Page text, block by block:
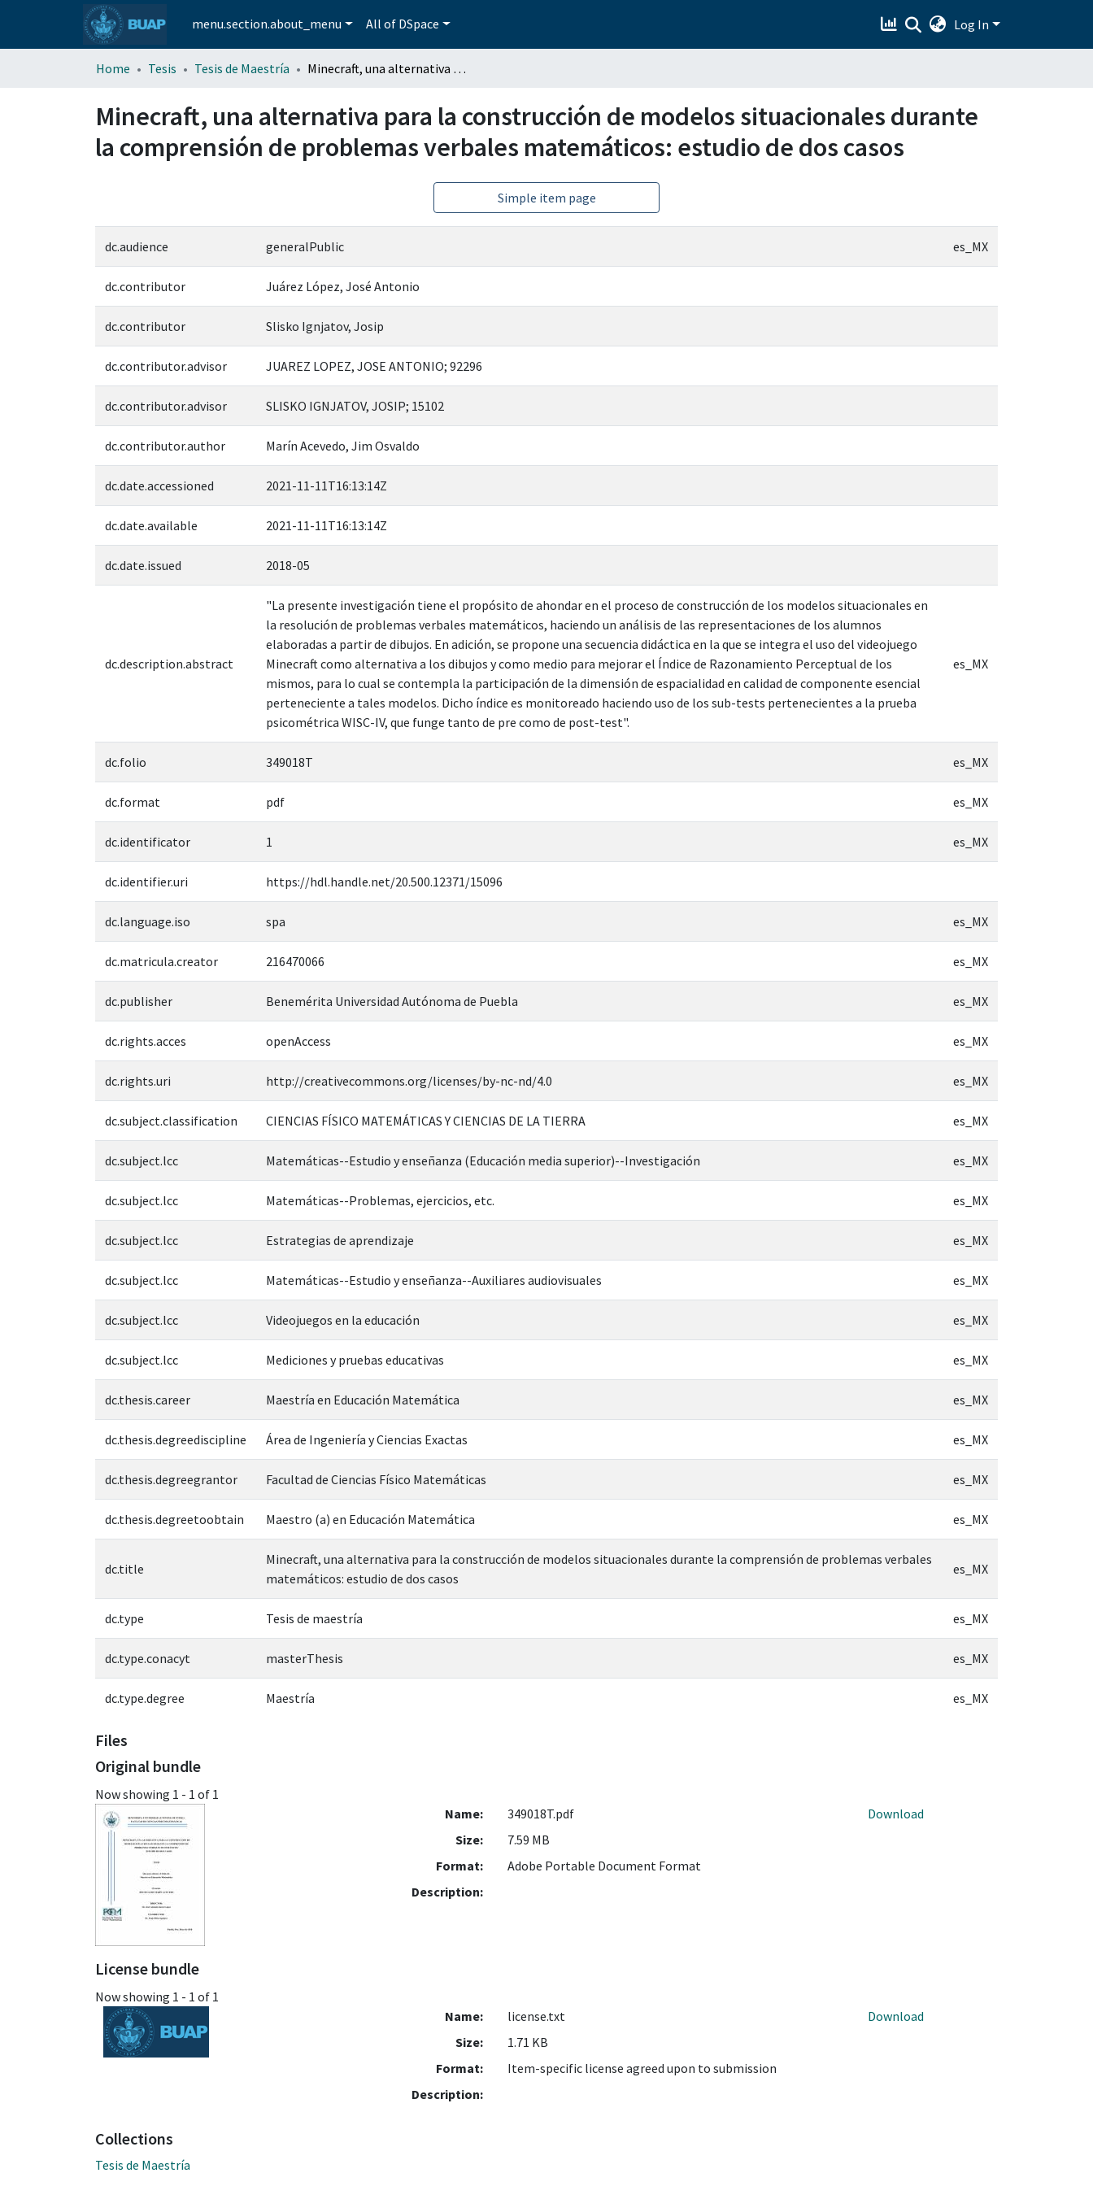
menu.section.about_menu All of DSpace Log In
Home Tesis Tesis de Maestría Minecraft, una alternativa para la construcción de modelos situacionales durante la comprensión de problemas verbales matemáticos: estudio de dos casos
Minecraft, una alternativa para la construcción de modelos situacionales durante
la comprensión de problemas verbales matemáticos: estudio de dos casos
Simple item page
dc.audience generalPublic es_MX
dc.contributor Juárez López, José Antonio
dc.contributor Slisko Ignjatov, Josip
dc.contributor.advisor JUAREZ LOPEZ, JOSE ANTONIO; 92296
dc.contributor.advisor SLISKO IGNJATOV, JOSIP; 15102
dc.contributor.author Marín Acevedo, Jim Osvaldo
dc.date.accessioned 2021-11-11T16:13:14Z
dc.date.available 2021-11-11T16:13:14Z
dc.date.issued 2018-05
dc.description.abstract
"La presente investigación tiene el propósito de ahondar en el proceso de construcción de los modelos situacionales en
la resolución de problemas verbales matemáticos, haciendo un análisis de las representaciones de los alumnos
elaboradas a partir de dibujos. En adición, se propone una secuencia didáctica en la que se integra el uso del videojuego
Minecraft como alternativa a los dibujos y como medio para mejorar el Índice de Razonamiento Perceptual de los
mismos, para lo cual se contempla la participación de la dimensión de espacialidad en calidad de componente esencial
perteneciente a tales modelos. Dicho índice es monitoreado haciendo uso de los sub-tests pertenecientes a la prueba
psicométrica WISC-IV, que funge tanto de pre como de post-test".
es_MX
dc.folio 349018T es_MX
dc.format pdf es_MX
dc.identificator 1 es_MX
dc.identifier.uri https://hdl.handle.net/20.500.12371/15096
dc.language.iso spa es_MX
dc.matricula.creator 216470066 es_MX
dc.publisher Benemérita Universidad Autónoma de Puebla es_MX
dc.rights.acces openAccess es_MX
dc.rights.uri http://creativecommons.org/licenses/by-nc-nd/4.0 es_MX
dc.subject.classification CIENCIAS FÍSICO MATEMÁTICAS Y CIENCIAS DE LA TIERRA es_MX
dc.subject.lcc Matemáticas--Estudio y enseñanza (Educación media superior)--Investigación es_MX
dc.subject.lcc Matemáticas--Problemas, ejercicios, etc. es_MX
dc.subject.lcc Estrategias de aprendizaje es_MX
dc.subject.lcc Matemáticas--Estudio y enseñanza--Auxiliares audiovisuales es_MX
dc.subject.lcc Videojuegos en la educación es_MX
dc.subject.lcc Mediciones y pruebas educativas es_MX
dc.thesis.career Maestría en Educación Matemática es_MX
dc.thesis.degreediscipline Área de Ingeniería y Ciencias Exactas es_MX
dc.thesis.degreegrantor Facultad de Ciencias Físico Matemáticas es_MX
dc.thesis.degreetoobtain Maestro (a) en Educación Matemática es_MX
dc.title
Minecraft, una alternativa para la construcción de modelos situacionales durante la comprensión de problemas verbales
matemáticos: estudio de dos casos
es_MX
dc.type Tesis de maestría es_MX
dc.type.conacyt masterThesis es_MX
dc.type.degree Maestría es_MX
Files
Original bundle
Now showing 1 - 1 of 1
Name:
349018T.pdf
Size:
7.59 MB
Format:
Adobe Portable Document Format
Description:
Download
License bundle
Now showing 1 - 1 of 1
Name:
license.txt
Size:
1.71 KB
Format:
Item-specific license agreed upon to submission
Description:
Download
Collections
Tesis de Maestría